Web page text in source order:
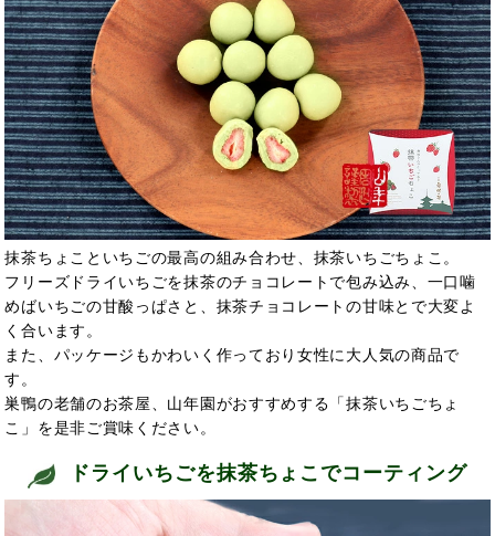
抹茶ちょこといちごの最高の組み合わせ、抹茶いちごちょこ。
フリーズドライいちごを抹茶のチョコレートで包み込み、一口噛
めばいちごの甘酸っぱさと、抹茶チョコレートの甘味とで大変よ
く合います。
また、パッケージもかわいく作っており女性に大人気の商品で
す。
巣鴨の老舗のお茶屋、山年園がおすすめする「抹茶いちごちょ
こ」を是非ご賞味ください。
ドライいちごを抹茶ちょこでコーティング